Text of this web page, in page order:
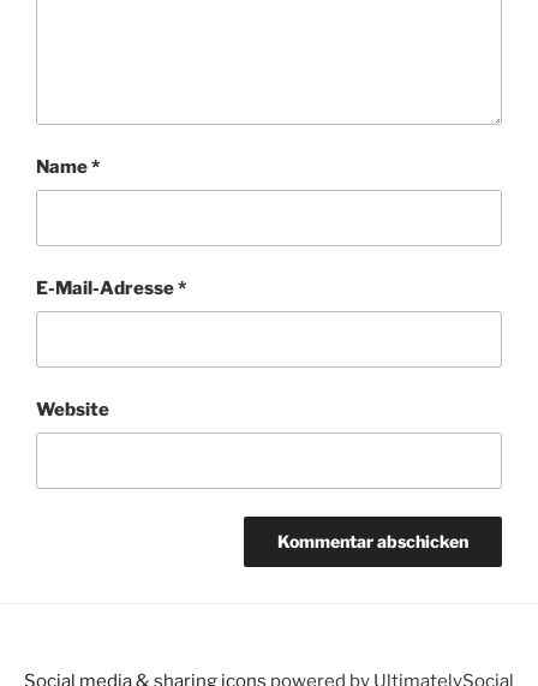
Name*
E-Mail-Adresse*
Website